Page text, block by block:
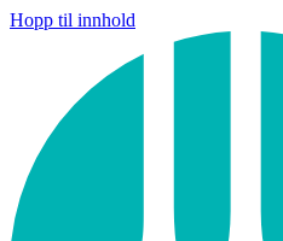
Hopp til innhold